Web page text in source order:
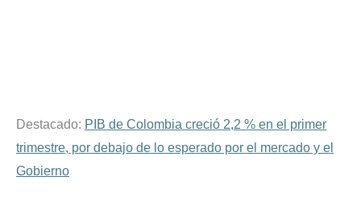
Destacado: PIB de Colombia creció 2,2 % en el primer
trimestre, por debajo de lo esperado por el mercado y el
Gobierno